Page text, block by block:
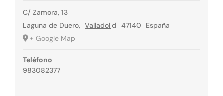
C/ Zamora, 13
Laguna de Duero, Valladolid 47140
España
+ Google Map
Teléfono
983082377